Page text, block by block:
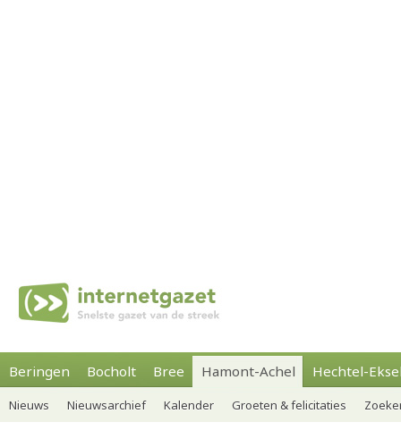
Beringen Bocholt Bree Hamont-Achel Hechtel-
Nieuws Nieuwsarchief Kalender Groeten & felicitaties